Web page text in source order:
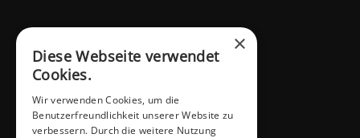
×
Diese Webseite verwendet
Cookies.
Wir verwenden Cookies, um die
Benutzerfreundlichkeit unserer Website zu
verbessern. Durch die weitere Nutzung